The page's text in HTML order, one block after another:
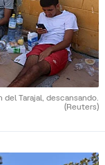
Tarajal, descansando.
(Reuters)